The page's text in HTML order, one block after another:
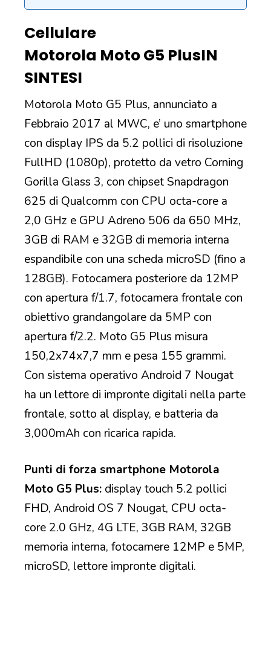
Cellulare
Motorola Moto G5 PlusIN
SINTESI
Motorola Moto G5 Plus, annunciato a
Febbraio 2017 al MWC, e’ uno smartphone
con display IPS da 5.2 pollici di risoluzione
FullHD (1080p), protetto da vetro Corning
Gorilla Glass 3, con chipset Snapdragon
625 di Qualcomm con CPU octa-core a
2,0 GHz e GPU Adreno 506 da 650 MHz,
3GB di RAM e 32GB di memoria interna
espandibile con una scheda microSD (fino a
128GB). Fotocamera posteriore da 12MP
con apertura f/1.7, fotocamera frontale con
obiettivo grandangolare da 5MP con
apertura f/2.2. Moto G5 Plus misura
150,2x74x7,7 mm e pesa 155 grammi.
Con sistema operativo Android 7 Nougat
ha un lettore di impronte digitali nella parte
frontale, sotto al display, e batteria da
3,000mAh con ricarica rapida.
Punti di forza smartphone Motorola
Moto G5 Plus: display touch 5.2 pollici
FHD, Android OS 7 Nougat, CPU octa-
core 2.0 GHz, 4G LTE, 3GB RAM, 32GB
memoria interna, fotocamere 12MP e 5MP,
microSD, lettore impronte digitali.